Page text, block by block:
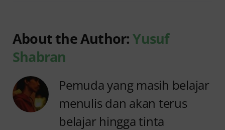
About the Author:Yusuf
Shabran
Pemuda yang masih belajar
menulis dan akan terus
belajar hingga tinta